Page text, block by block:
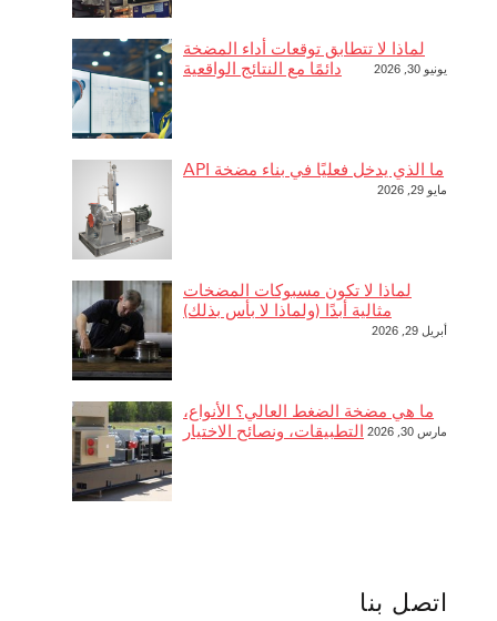
لماذا لا تتطابق توقعات أداء المضخة
دائمًا مع النتائج الواقعية
يونيو 30, 2026
ما الذي يدخل فعليًا في بناء مضخة API
مايو 29, 2026
لماذا لا تكون مسبوكات المضخات
مثالية أبدًا (ولماذا لا بأس بذلك)
أبريل 29, 2026
ما هي مضخة الضغط العالي؟ الأنواع،
التطبيقات، ونصائح الاختيار
مارس 30, 2026
اتصل بنا